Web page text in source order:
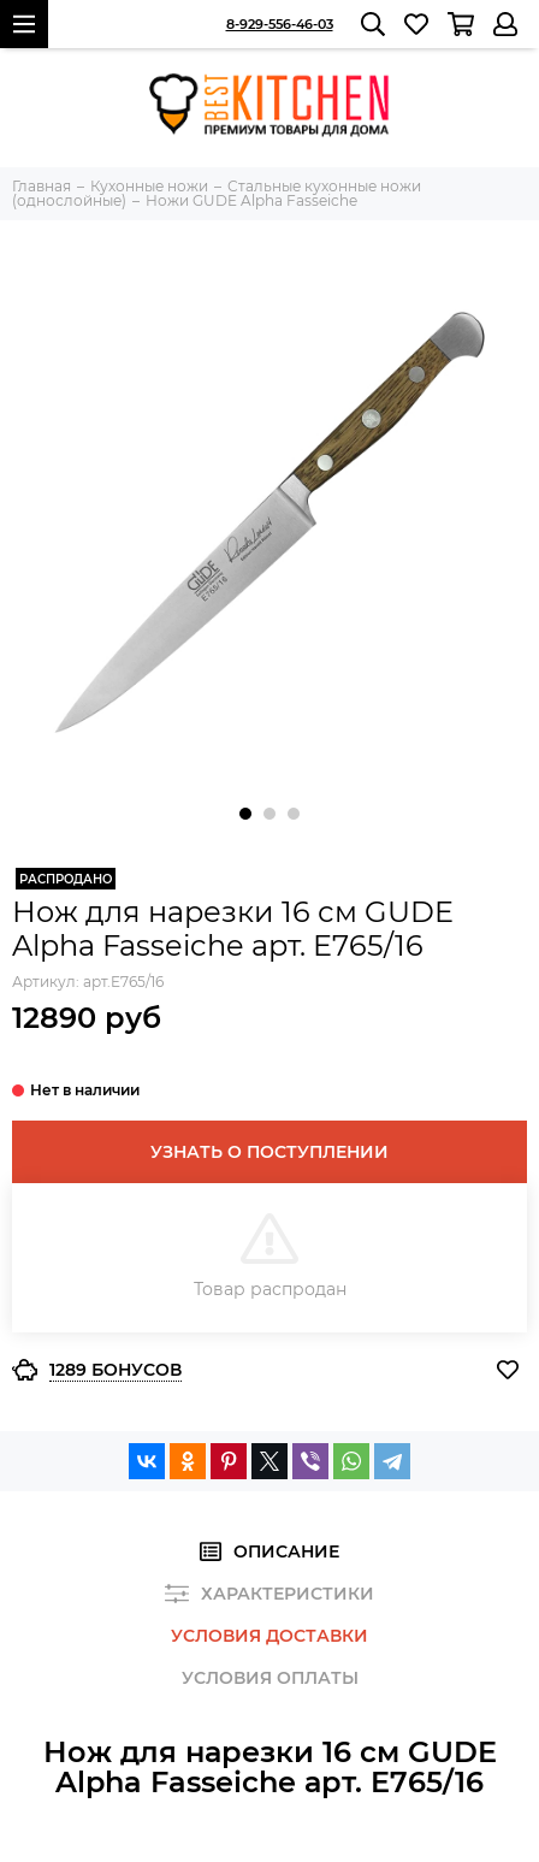
8-929-556-46-03
Главная Кухонные ножи
Стальные кухонные ножи
(однослойные)
Ножи GUDE Alpha Fasseiche
РАСПРОДАНО
Нож для нарезки 16 см GUDE
Alpha Fasseiche арт. E765/16
Артикул: арт.E765/16
12890 руб
УЗНАТЬ О ПОСТУПЛЕНИИ
ЗАКАЗ В ОДИН КЛИК
Товар распродан
1289 БОНУСОВ
ОПИСАНИЕ
ХАРАКТЕРИСТИКИ
УСЛОВИЯ ДОСТАВКИ
УСЛОВИЯ ОПЛАТЫ
Нож для нарезки 16 см GUDE
Alpha Fasseiche арт. E765/16